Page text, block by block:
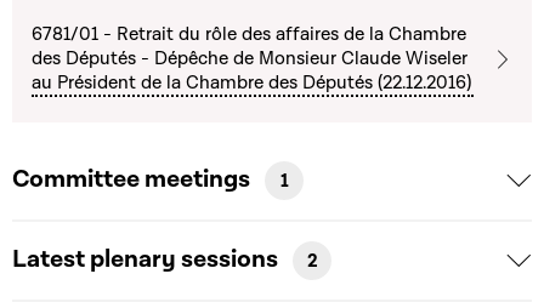
6781/01 - Retrait du rôle des affaires de la Chambre
des Députés - Dépêche de Monsieur Claude Wiseler
au Président de la Chambre des Députés (22.12.2016)
Committee meetings 1
Latest plenary sessions 2